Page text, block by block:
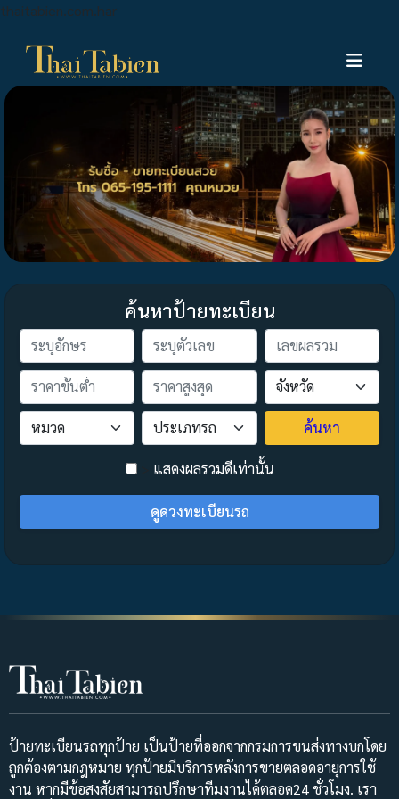
thaitabien.com.har
ค้นหาป้ายทะเบียน
ค้นหา
> แสดงผลรวมดีเท่านั้น
ดูดวงทะเบียนรถ
ป้ายทะเบียนรถทุกป้าย เป็นป้ายที่ออกจากกรมการขนส่งทางบกโดย
ถูกต้องตามกฎหมาย ทุกป้ายมีบริการหลังการขายตลอดอายุการใช้
งาน หากมีข้อสงสัยสามารถปรึกษาทีมงานได้ตลอด24 ชั่วโมง. เรา